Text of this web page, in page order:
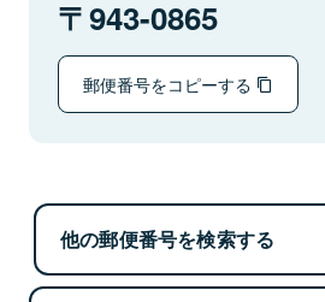
943-0865
郵便番号をコピーする
他の郵便番号を検索する